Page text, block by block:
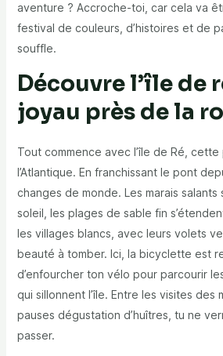
aventure ? Accroche-toi, car cela va
festival de couleurs, d’histoires et de
souffle.
Découvre l’île de
joyau près de la
Tout commence avec l’île de Ré,
l’Atlantique. En franchissant le pont
changes de monde. Les marais salants
soleil, les plages de sable fin
les villages blancs, avec leurs volets
beauté à tomber. Ici, la bicyclette est
d’enfourcher ton vélo pour parcourir
qui sillonnent l’île. Entre les visites des
pauses dégustation d’huîtres, tu ne
passer.